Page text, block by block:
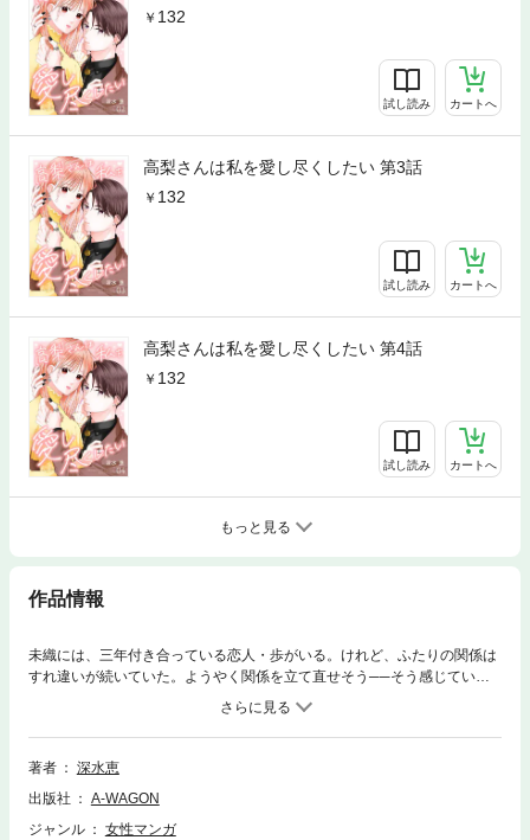
132
試し読み カートへ
高梨さんは私を愛し尽くしたい 第3話
132
試し読み カートへ
高梨さんは私を愛し尽くしたい 第4話
132
試し読み カートへ
もっと見る
作品情報
未織には、三年付き合っている恋人・歩がいる。けれど、ふたりの関係は
すれ違いが続いていた。ようやく関係を立て直せそう──そう感じていた
矢先、未織の妹・莉愛が現れる。幼い頃から大切なものを奪ってきた妹
に、未織は警戒心を抱く。そして翌日、未織はふたりの浮気現場を目撃し
てしまうのだった。絶望する未織に手を差し伸べたのは、同じマンション
の最上階の住人・紘也。――なんでこんなに優しいんだろう紘也の胸に秘
著者
深水恵
出版社
A-WAGON
ジャンル
女性マンガ